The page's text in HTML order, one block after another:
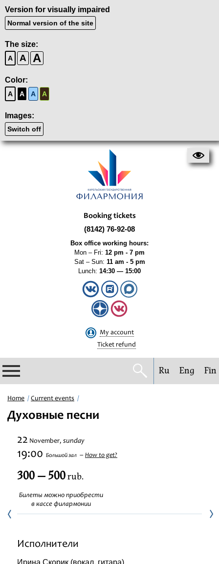
Version for visually impaired
Normal version of the site
The size:
A A A
Color:
A A A A
Images:
Switch off
Booking tickets
(8142) 76-92-08
Box office working hours:
Mon – Fri: 12 pm - 7 pm
Sat – Sun: 11 am - 5 pm
Lunch: 14:30 — 15:00
My account
Ticket refund
Philharmonic
Current events
Festivals
Ru Eng Fin
Home Current events
Духовные песни
22 November, sunday
19:00 Большой зал How to get?
300 — 500rub.
Билеты можно приобрести
в кассе филармонии
Исполнители
Ирина Скорик (вокал, гитара)